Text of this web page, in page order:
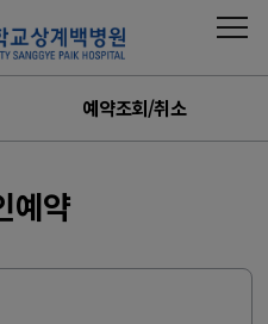
예약조회/취소
예약